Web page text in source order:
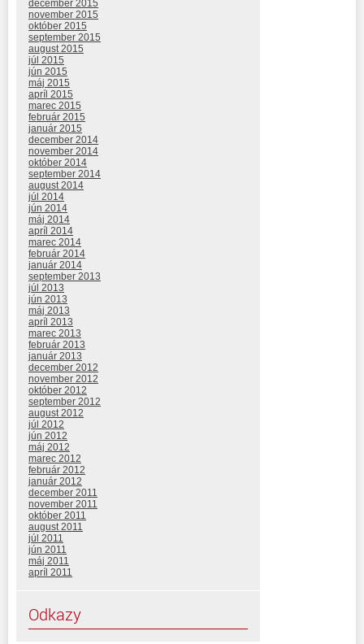
december 2015
november 2015
október 2015
september 2015
august 2015
júl 2015
jún 2015
máj 2015
apríl 2015
marec 2015
február 2015
január 2015
december 2014
november 2014
október 2014
september 2014
august 2014
júl 2014
jún 2014
máj 2014
apríl 2014
marec 2014
február 2014
január 2014
september 2013
júl 2013
jún 2013
máj 2013
apríl 2013
marec 2013
február 2013
január 2013
december 2012
november 2012
október 2012
september 2012
august 2012
júl 2012
jún 2012
máj 2012
marec 2012
február 2012
január 2012
december 2011
november 2011
október 2011
august 2011
júl 2011
jún 2011
máj 2011
apríl 2011
Odkazy